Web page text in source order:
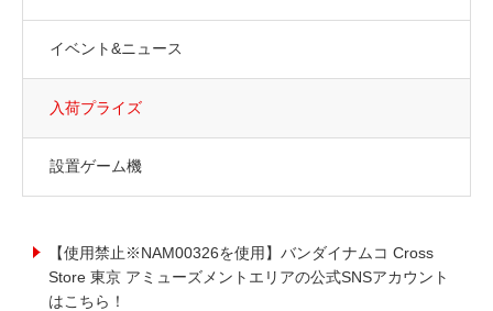
イベント&ニュース
入荷プライズ
設置ゲーム機
【使用禁止※NAM00326を使用】バンダイナムコ Cross
Store 東京 アミューズメントエリアの公式SNSアカウント
はこちら！